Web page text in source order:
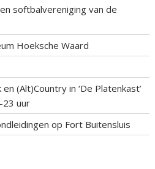
softbalvereniging van de
Hoeksche Waard
(Alt)Country in ‘De Platenkast’
23 uur
op Fort Buitensluis